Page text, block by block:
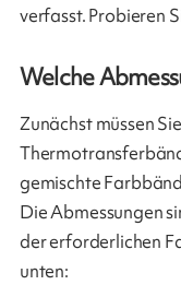
verfasst. Probieren
Welche
Zunächst müssen
gemischte
Die Abmessungen
der erforderlichen
unten: